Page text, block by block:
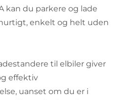
kan du parkere og lade
enkelt og helt uden
til elbiler giver
effektiv
uanset om du er i